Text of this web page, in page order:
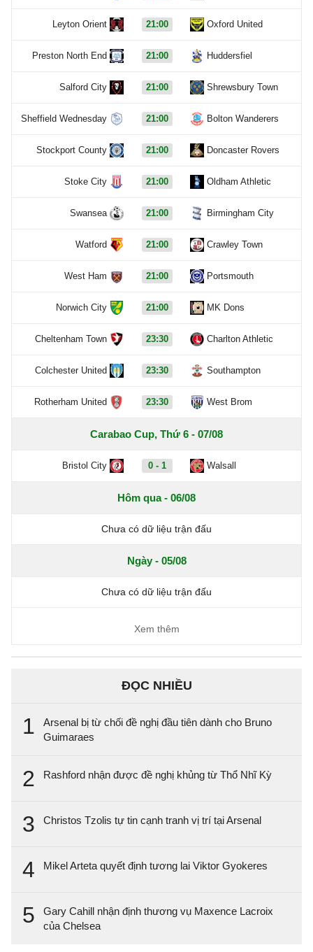
Leyton Orient 21:00 Oxford United
Preston North End 21:00 Huddersfiel
Salford City 21:00 Shrewsbury Town
Sheffield Wednesday 21:00 Bolton Wanderers
Stockport County 21:00 Doncaster Rovers
Stoke City 21:00 Oldham Athletic
Swansea 21:00 Birmingham City
Watford 21:00 Crawley Town
West Ham 21:00 Portsmouth
Norwich City 21:00 MK Dons
Cheltenham Town 23:30 Charlton Athletic
Colchester United 23:30 Southampton
Rotherham United 23:30 West Brom
Carabao Cup, Thứ 6 - 07/08
Bristol City 0 - 1 Walsall
Hôm qua - 06/08
Chưa có dữ liệu trận đấu
Ngày - 05/08
Chưa có dữ liệu trận đấu
Xem thêm
ĐỌC NHIỀU
1
Arsenal bị từ chối đề nghị đầu tiên dành cho Bruno
Guimaraes
2 Rashford nhận được đề nghị khủng từ Thổ Nhĩ Kỳ
3 Christos Tzolis tự tin cạnh tranh vị trí tại Arsenal
4 Mikel Arteta quyết định tương lai Viktor Gyokeres
5
Gary Cahill nhận định thương vụ Maxence Lacroix
của Chelsea